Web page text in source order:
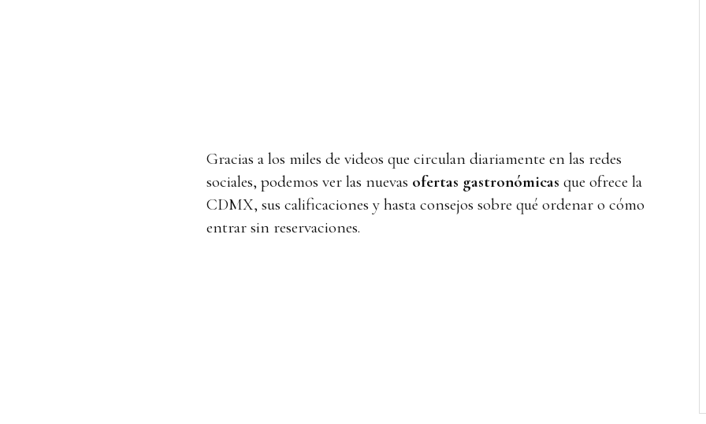
Gracias a los miles de videos que circulan diariamente en las redes
sociales, podemos ver las nuevas ofertas gastronómicas que ofrece la
CDMX, sus calificaciones y hasta consejos sobre qué ordenar o cómo
entrar sin reservaciones.